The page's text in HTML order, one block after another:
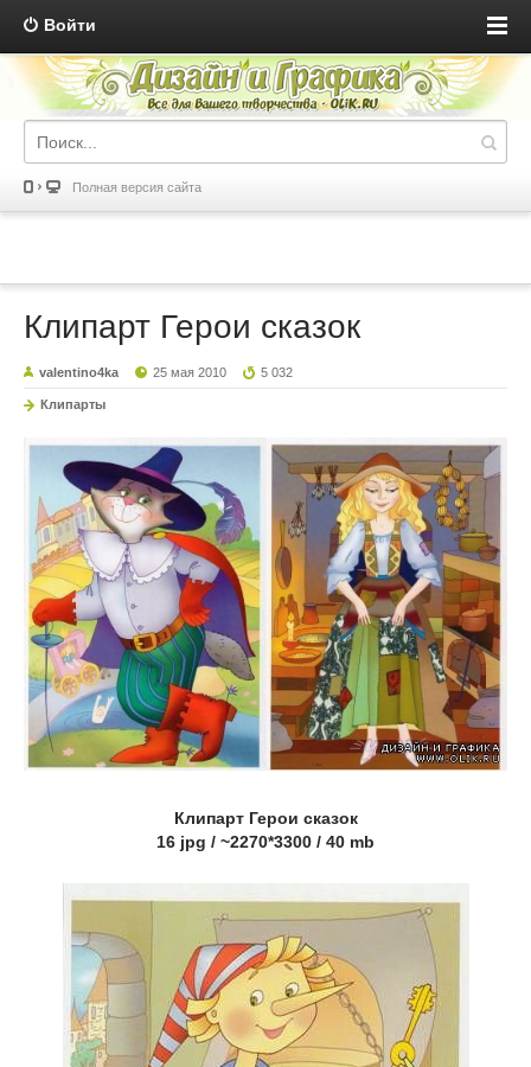
Войти
Полная версия сайта
Клипарт Герои сказок
valentino4ka 25 мая 2010 5 032
Клипарты
Клипарт Герои сказок
16 jpg / ~2270*3300 / 40 mb